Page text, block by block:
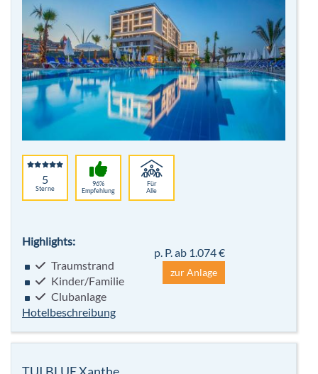
5
Sterne
96%
Empfehlung
Für
Alle
Highlights:
Traumstrand
Kinder/Familie
Clubanlage
Hotelbeschreibung
p. P. ab 1.074 €
zur Anlage